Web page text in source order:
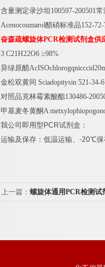
含量测定录沙坦 100597-200501常
Acenocoumarol醋硝标准品152-
奋森疏螺旋体PCR检测试剂盒供
3 C21H22O6 ≥98%
异绿原醋
金松双黄同 Sciadopitysin 521-34-
对照品克林霉素酸酯130486-
甲基麦冬黄酮A
我公司即用型 PCR试剂盒：
运输及保存：低温运输、 -20℃
上一篇： 螺旋体通用PCR检测试